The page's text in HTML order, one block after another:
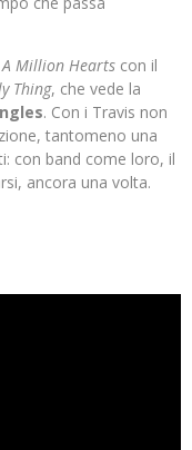
A Million Hearts con il
Thing, che vede la
. Con i Travis non
tantomeno una
con band come loro, il
ancora una volta.